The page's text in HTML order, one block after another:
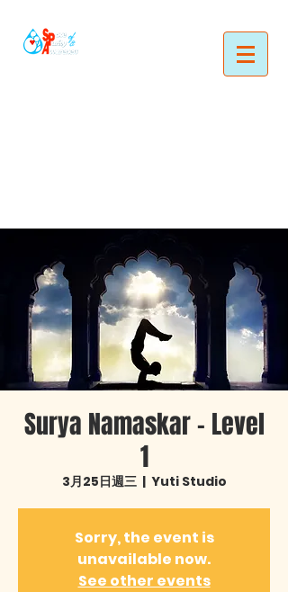
Surya Namaskar – Level
1
3月25日週三
  |
Yuti Studio
Sorry, the event is
unavailable now.
See other events